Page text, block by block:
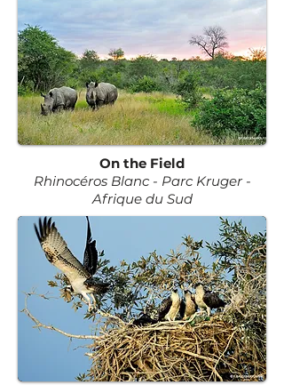
On the Field
Rhinocéros Blanc - Parc Kruger -
Afrique du Sud